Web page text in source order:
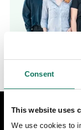
Consent
This website uses
We use cookies to
DESIGN &